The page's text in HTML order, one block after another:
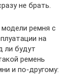
не брать.
ремня с
на
ли будут
ремень
и по-другому: